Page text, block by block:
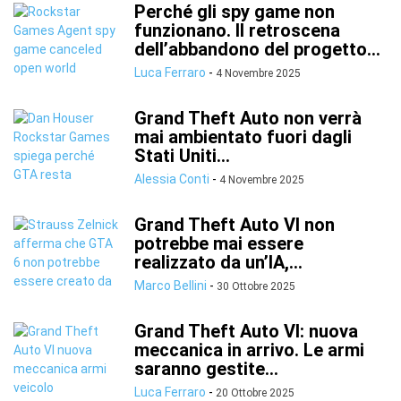
Perché gli spy game non
funzionano. Il retroscena
dell’abbandono del progetto...
Luca Ferraro - 4 Novembre 2025
Grand Theft Auto non verrà
mai ambientato fuori dagli
Stati Uniti...
Alessia Conti - 4 Novembre 2025
Grand Theft Auto VI non
potrebbe mai essere
realizzato da un’IA,...
Marco Bellini - 30 Ottobre 2025
Grand Theft Auto VI: nuova
meccanica in arrivo. Le armi
saranno gestite...
Luca Ferraro - 20 Ottobre 2025